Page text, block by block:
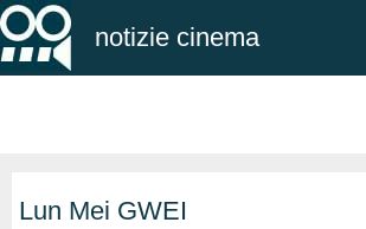
notizie cinema
Lun Mei GWEI